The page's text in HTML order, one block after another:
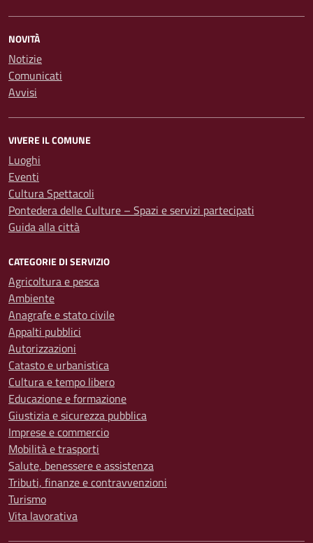
NOVITÀ
Notizie
Comunicati
Avvisi
VIVERE IL COMUNE
Luoghi
Eventi
Cultura Spettacoli
Pontedera delle Culture – Spazi e servizi partecipati
Guida alla città
CATEGORIE DI SERVIZIO
Agricoltura e pesca
Ambiente
Anagrafe e stato civile
Appalti pubblici
Autorizzazioni
Catasto e urbanistica
Cultura e tempo libero
Educazione e formazione
Giustizia e sicurezza pubblica
Imprese e commercio
Mobilità e trasporti
Salute, benessere e assistenza
Tributi, finanze e contravvenzioni
Turismo
Vita lavorativa